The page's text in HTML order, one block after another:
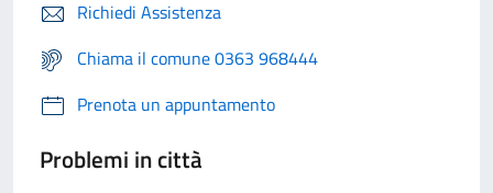
Richiedi Assistenza
Chiama il comune 0363 968444
Prenota un appuntamento
Problemi in città